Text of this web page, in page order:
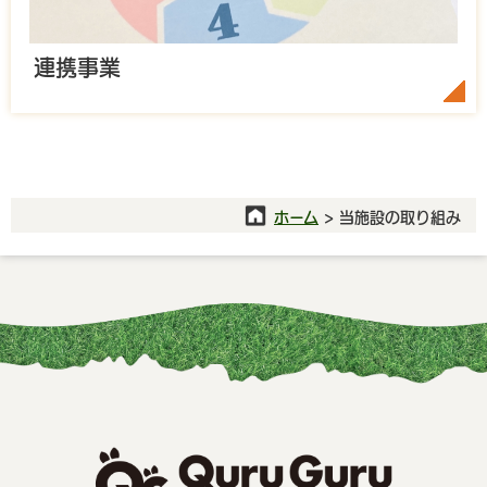
連携事業
ホーム > 当施設の取り組み